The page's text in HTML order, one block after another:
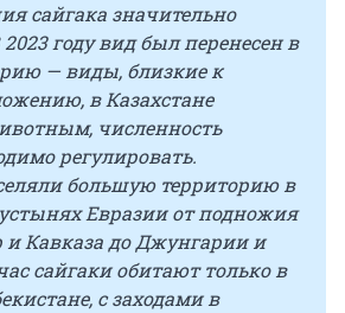
сайгака значительно
году вид был перенесен в
— виды, близкие к
в Казахстане
численность
регулировать.
большую территорию в
Евразии от подножия
и Кавказа до Джунгарии и
сайгаки обитают только в
с заходами в